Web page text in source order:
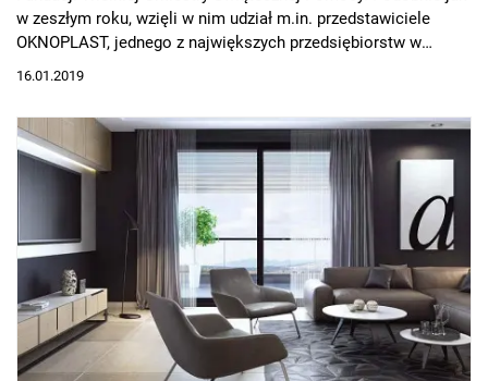
w zeszłym roku, wzięli w nim udział m.in. przedstawiciele
OKNOPLAST, jednego z największych przedsiębiorstw w
Małopolsce, tworzący grupę biegową OKNOPLAST Running
16.01.2019